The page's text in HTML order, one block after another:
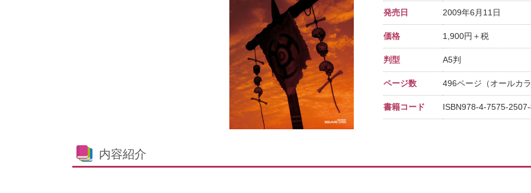
発売日 2009年6月11日
価格 1,900円＋税
判型 A5判
ページ数 496ページ（オールカラ
書籍コード ISBN978-4-7575-
内容紹介